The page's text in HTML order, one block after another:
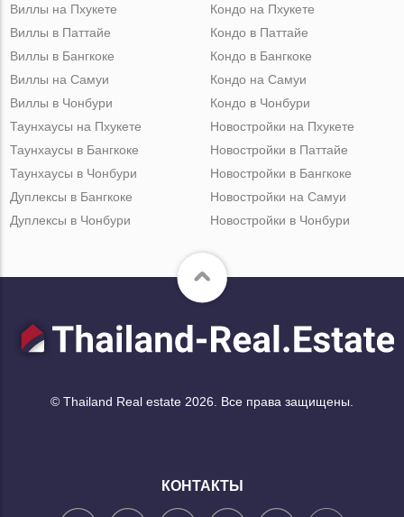
Виллы на Пхукете
Виллы в Паттайе
Виллы в Бангкоке
Виллы на Самуи
Виллы в Чонбури
Кондо на Пхукете
Кондо в Паттайе
Кондо в Бангкоке
Кондо на Самуи
Кондо в Чонбури
Таунхаусы на Пхукете
Таунхаусы в Бангкоке
Таунхаусы в Чонбури
Дуплексы в Бангкоке
Дуплексы в Чонбури
Новостройки на Пхукете
Новостройки в Паттайе
Новостройки в Бангкоке
Новостройки на Самуи
Новостройки в Чонбури
© Thailand Real estate 2026. Все права защищены.
КОНТАКТЫ